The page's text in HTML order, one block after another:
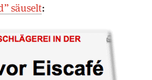
säuselt: